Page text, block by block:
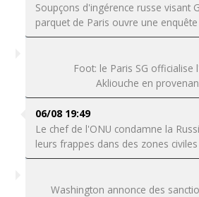
Soupçons d'ingérence russe visant
parquet de Paris ouvre une enquête
Foot: le Paris SG
Akliouche en
06/08 19:49
Le chef de l'ONU condamne la
leurs frappes dans des zones civiles
Washington annonce des